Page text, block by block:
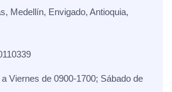
Medellín, Envigado, Antioquia,
Viernes de 0900-1700; Sábado de